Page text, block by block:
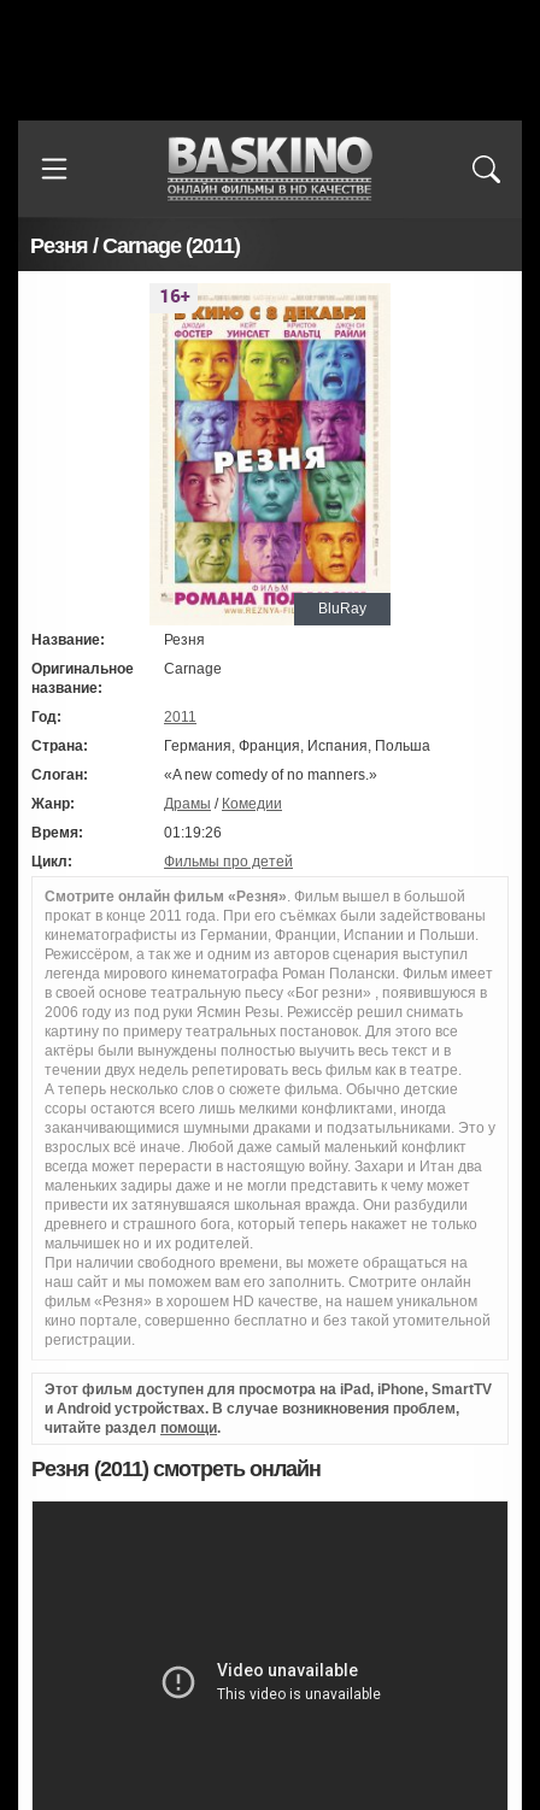
Резня / Carnage (2011)
BluRay
Название:
Резня
Оригинальное
название:
Carnage
Год:
2011
Страна:
Германия, Франция, Испания, Польша
Слоган:
«A new comedy of no manners.»
Жанр:
Драмы / Комедии
Время:
01:19:26
Цикл:
Фильмы про детей
Смотрите онлайн фильм «Резня» . Фильм вышел в большой
прокат в конце 2011 года. При его съёмках были задействованы
кинематографисты из Германии, Франции, Испании и Польши.
Режиссёром, а так же и одним из авторов сценария выступил
легенда мирового кинематографа Роман Полански. Фильм имеет
в своей основе театральную пьесу «Бог резни» , появившуюся в
2006 году из под руки Ясмин Резы. Режиссёр решил снимать
картину по примеру театральных постановок. Для этого все
актёры были вынуждены полностью выучить весь текст и в
течении двух недель репетировать весь фильм как в театре.
А теперь несколько слов о сюжете фильма. Обычно детские
ссоры остаются всего лишь мелкими конфликтами, иногда
заканчивающимися шумными драками и подзатыльниками. Это у
взрослых всё иначе. Любой даже самый маленький конфликт
всегда может перерасти в настоящую войну. Захари и Итан два
маленьких задиры даже и не могли представить к чему может
привести их затянувшаяся школьная вражда. Они разбудили
древнего и страшного бога, который теперь накажет не только
мальчишек но и их родителей.
При наличии свободного времени, вы можете обращаться на
наш сайт и мы поможем вам его заполнить. Смотрите онлайн
фильм «Резня» в хорошем HD качестве, на нашем уникальном
кино портале, совершенно бесплатно и без такой утомительной
регистрации.
Этот фильм доступен для просмотра на iPad, iPhone, SmartTV
и Android устройствах. В случае возникновения проблем,
читайте раздел помощи.
Резня (2011) смотреть онлайн